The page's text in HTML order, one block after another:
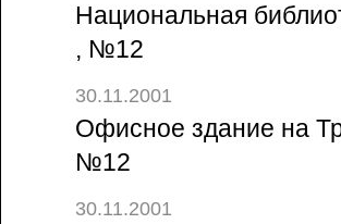
Национальная
, №12
30.11.2001
Офисное здание на
№12
30.11.2001